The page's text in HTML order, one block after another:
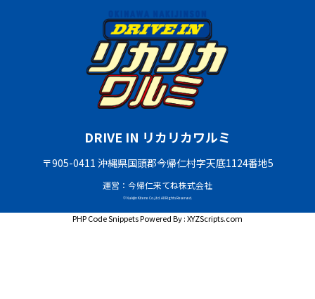
DRIVE IN リカリカワルミ
〒905-0411 沖縄県国頭郡今帰仁村字天底1124番地5
運営：今帰仁来てね株式会社
© Nakijin Kitene Co.,Ltd. All Rights Reserved.
PHP Code SnippetsPowered By :XYZScripts.com